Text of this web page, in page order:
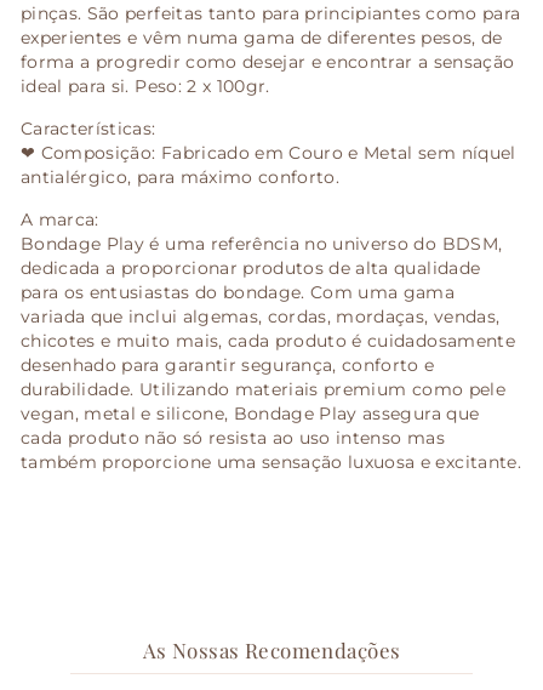
pinças. São perfeitas tanto para principiantes como para
experientes e vêm numa gama de diferentes pesos, de
forma a progredir como desejar e encontrar a sensação
ideal para si. Peso: 2 x 100gr.
Características:
❤ Composição: Fabricado em Couro e Metal sem níquel
antialérgico, para máximo conforto.
A marca:
Bondage Play é uma referência no universo do BDSM,
dedicada a proporcionar produtos de alta qualidade
para os entusiastas do bondage. Com uma gama
variada que inclui algemas, cordas, mordaças, vendas,
chicotes e muito mais, cada produto é cuidadosamente
desenhado para garantir segurança, conforto e
durabilidade. Utilizando materiais premium como pele
vegan, metal e silicone, Bondage Play assegura que
cada produto não só resista ao uso intenso mas
também proporcione uma sensação luxuosa e excitante.
As Nossas Recomendações